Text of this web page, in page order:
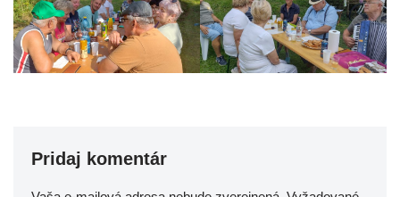
Pridaj komentár